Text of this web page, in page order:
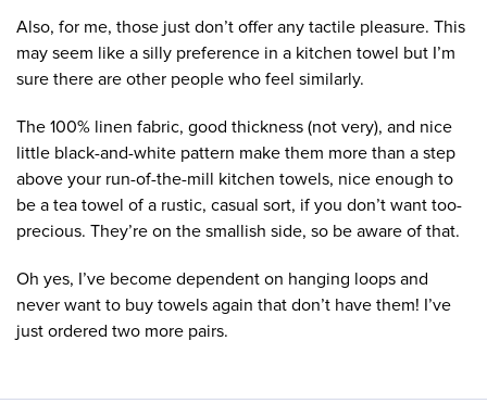
Also, for me, those just don’t offer any tactile pleasure. This
may seem like a silly preference in a kitchen towel but I’m
sure there are other people who feel similarly.
The 100% linen fabric, good thickness (not very), and nice
little black-and-white pattern make them more than a step
above your run-of-the-mill kitchen towels, nice enough to
be a tea towel of a rustic, casual sort, if you don’t want too-
precious. They’re on the smallish side, so be aware of that.
Oh yes, I’ve become dependent on hanging loops and
never want to buy towels again that don’t have them! I’ve
just ordered two more pairs.